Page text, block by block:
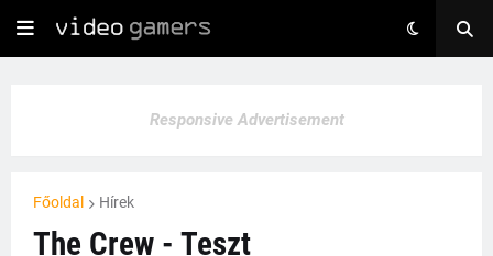
Responsive Advertisement
Főoldal Hírek
The Crew - Teszt